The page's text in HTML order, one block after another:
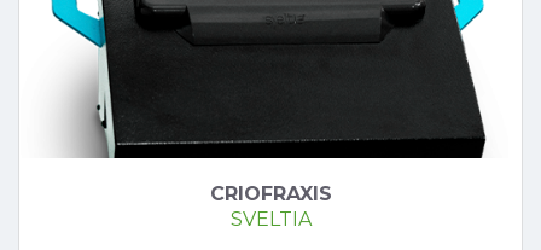
CRIOFRAXIS
SVELTIA